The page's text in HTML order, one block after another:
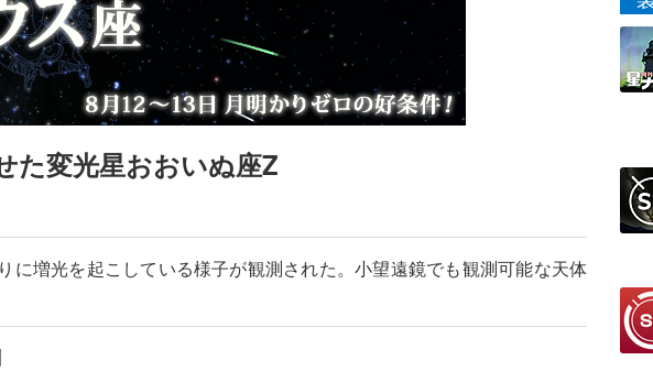
た変光星おおいぬ座Z
に増光を起こしている様子が観測された。小望遠鏡でも観測可能な天体